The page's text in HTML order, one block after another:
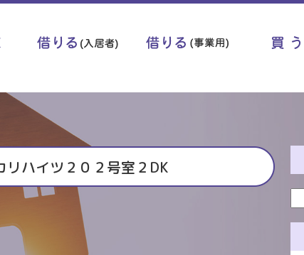
ハイツ２０２号室２DK